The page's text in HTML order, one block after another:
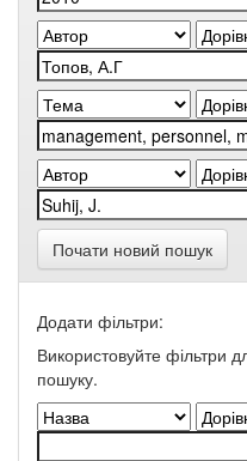
Почати новий пошук
Додати фільтри:
Використовуйте фільтри
пошуку.